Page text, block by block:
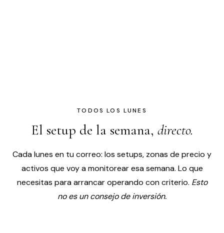
TODOS LOS LUNES
El setup de la semana, directo.
Cada lunes en tu correo: los setups, zonas de precio y
activos que voy a monitorear esa semana. Lo que
necesitas para arrancar operando con criterio. Esto
no es un consejo de inversión.